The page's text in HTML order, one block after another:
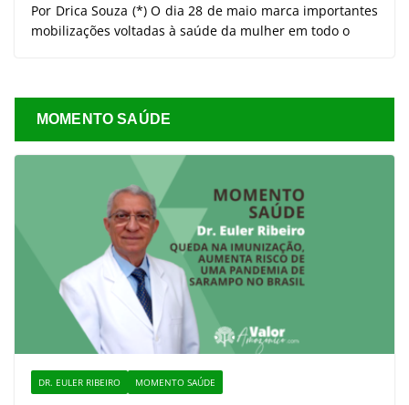
Por Drica Souza (*) O dia 28 de maio marca importantes
mobilizações voltadas à saúde da mulher em todo o
MOMENTO SAÚDE
DR. EULER RIBEIRO MOMENTO SAÚDE